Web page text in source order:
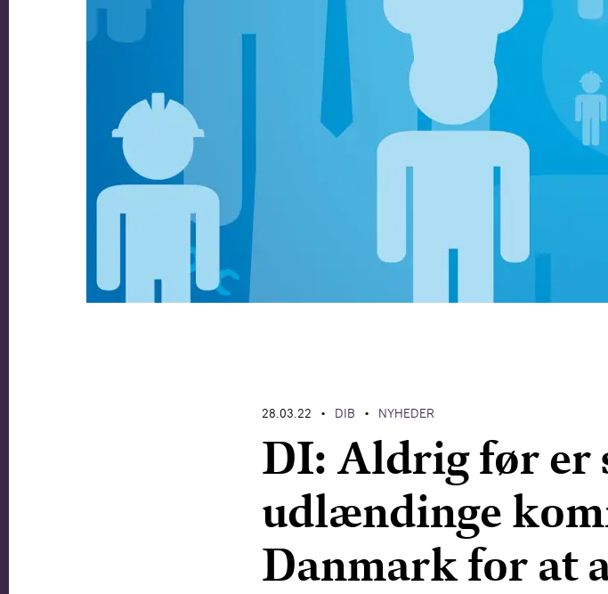
28.03.22 • DIB • NYHEDER
DI: Aldrig før er
udlændinge
Danmark for at